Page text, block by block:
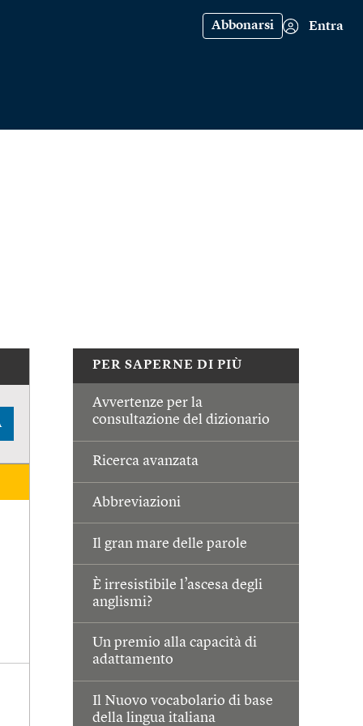
Abbonarsi Entra
PER SAPERNE DI PIÙ
Avvertenze per la
consultazione del dizionario
Ricerca avanzata
Abbreviazioni
Il gran mare delle parole
È irresistibile l’ascesa degli
anglismi?
Un premio alla capacità di
adattamento
Il Nuovo vocabolario di base
della lingua italiana